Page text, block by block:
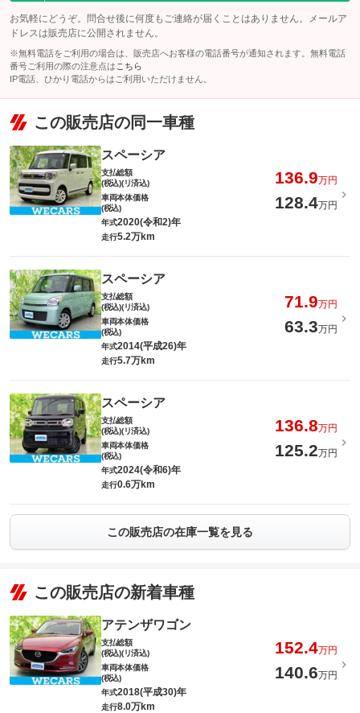
お気軽にどうぞ。問合せ後に何度もご連絡が届くことはありません。メールア
ドレスは販売店に公開されません。
※無料電話をご利用の場合は、販売店へお客様の電話番号が通知されます。無料電話
番号ご利用の際の注意点は こちら
IP電話、ひかり電話からはご利用いただけません。
この販売店の同一車種
スペーシア
支払総額
(税込)(リ済込)
136.9万円
車両本体価格
(税込)
128.4万円
年式2020(令和2)年
走行5.2万km
スペーシア
支払総額
(税込)(リ済込)
71.9万円
車両本体価格
(税込)
63.3万円
年式2014(平成26)年
走行5.7万km
スペーシア
支払総額
(税込)(リ済込)
136.8万円
車両本体価格
(税込)
125.2万円
年式2024(令和6)年
走行0.6万km
この販売店の在庫一覧を見る
この販売店の新着車種
アテンザワゴン
支払総額
(税込)(リ済込)
152.4万円
車両本体価格
(税込)
140.6万円
年式2018(平成30)年
走行8.0万km